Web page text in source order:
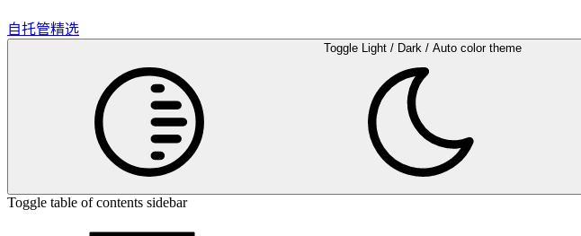
自托管精选
Toggle Light / Dark / Auto color theme
Toggle table of contents sidebar